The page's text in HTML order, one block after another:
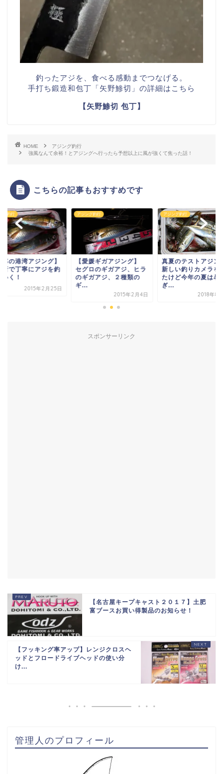
釣ったアジを、食べる感動までつなげる。
手打ち鍛造和包丁「矢野鯵切」の詳細はこちら
【矢野鯵切 包丁】
HOME
アジング釣行
強風なんて余裕！とアジングへ行ったら予想以上に風が強くて焦った話！
こちらの記事もおすすめです
グ釣行
媛ギガアジング】
ロのギガアジ、ヒラ
ガアジ、２種類の
アジング釣行
真夏のテストアジング～
新しい釣りカメラを買っ
たけど今年の夏は暑す
ぎ...
2018年8月12日
アジング釣行
【極寒の港湾アジン
１か所で丁寧にアジ
っていく！
スポンサーリンク
【名古屋キープキャスト２０１７】土肥
富ブースお買い得製品のお知らせ！
【フッキング率アップ】レンジクロスヘ
ッドとフロードライブヘッドの使い分
け...
管理人のプロフィール